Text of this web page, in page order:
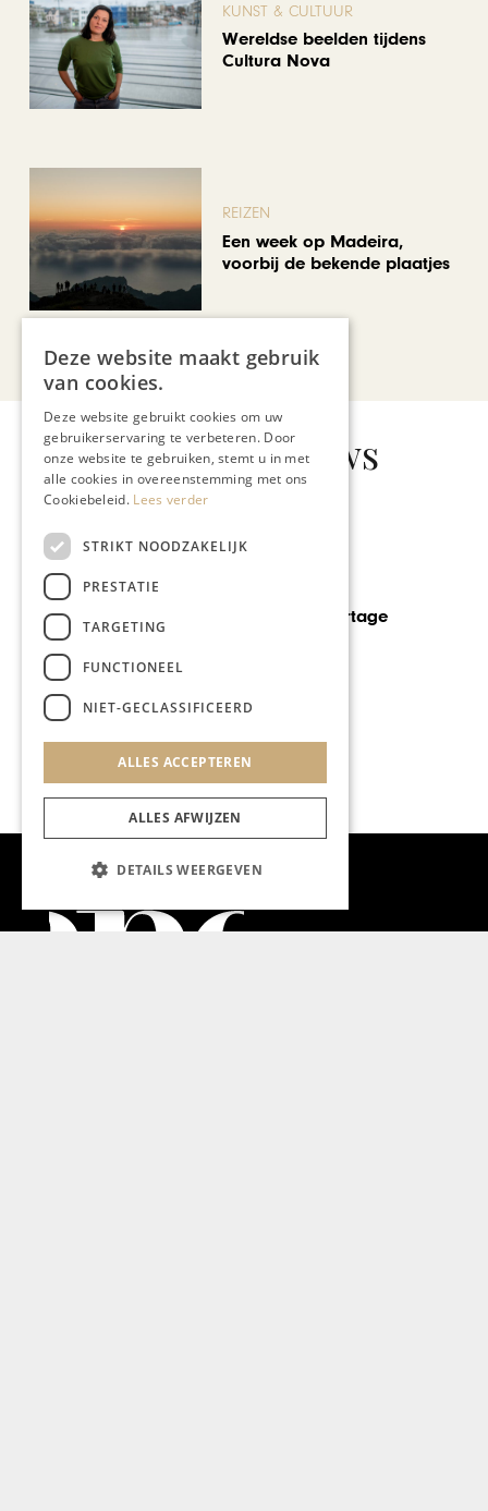
KUNST & CULTUUR
Wereldse beelden tijdens
Cultura Nova
REIZEN
Een week op Madeira,
voorbij de bekende plaatjes
Bekijk alle artikelen
Gerelateerd nieuws
& BEAUTY
Reportage
Deze website maakt gebruik
van cookies.
Deze website gebruikt cookies om uw
gebruikerservaring te verbeteren. Door
onze website te gebruiken, stemt u in met
alle cookies in overeenstemming met ons
Cookiebeleid. Lees verder
STRIKT NOODZAKELIJK
PRESTATIE
TARGETING
FUNCTIONEEL
NIET-GECLASSIFICEERD
ALLES ACCEPTEREN
ALLES AFWIJZEN
DETAILS WEERGEVEN